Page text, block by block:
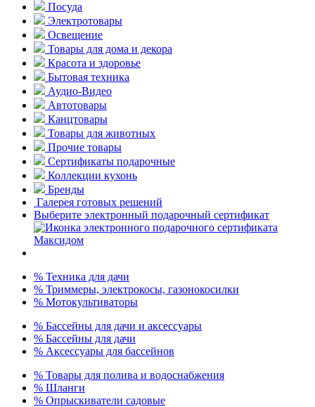
Посуда
Электротовары
Освещение
Товары для дома и декора
Красота и здоровье
Бытовая техника
Аудио-Видео
Автотовары
Канцтовары
Товары для животных
Прочие товары
Сертификаты подарочные
Коллекции кухонь
Бренды
Галерея готовых решений
Выберите электронный подарочный сертификат
% Техника для дачи
% Триммеры, электрокосы, газонокосилки
% Мотокультиваторы
% Бассейны для дачи и аксессуары
% Бассейны для дачи
% Аксессуары для бассейнов
% Товары для полива и водоснабжения
% Шланги
% Опрыскиватели садовые